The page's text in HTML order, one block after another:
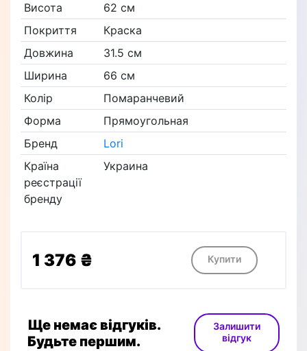
Висота
62 см
Покриття
Краска
Довжина
31.5 см
Ширина
66 см
Колір
Помаранчевий
Форма
Прямоугольная
Бренд
Lori
Країна
реєстрації
бренду
Украина
1 376 ₴ Купити
Ще немає відгуків.
Будьте першим.
Залишити
відгук